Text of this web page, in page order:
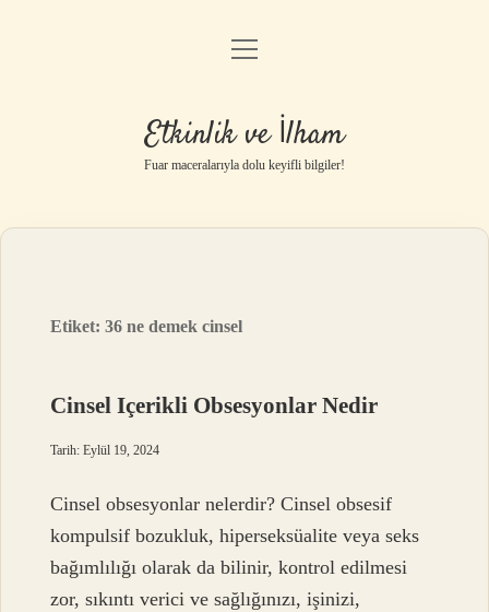
Anasayfa
Gizlilik Politikası
Yasal Uyarı
menüyü
Etkinlik ve İlham
Fuar maceralarıyla dolu keyifli bilgiler!
Etiket:36 ne demek cinsel
Cinsel Içerikli Obsesyonlar Nedir
Tarih: Eylül 19, 2024
Cinsel obsesyonlar nelerdir? Cinsel obsesif
kompulsif bozukluk, hiperseksüalite veya seks
bağımlılığı olarak da bilinir, kontrol edilmesi
zor, sıkıntı verici ve sağlığınızı, işinizi,